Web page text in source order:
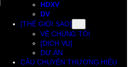
HDXV
DV
[THẾ GIỚI SAO]
VỀ CHÚNG TÔI
[DỊCH VỤ]
DỰ ÁN
CÂU CHUYỆN THƯƠNG HIỆU